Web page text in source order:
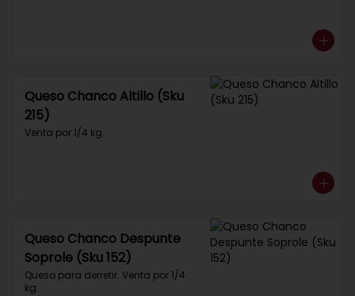
Queso Chanco Altillo (Sku
215)
Venta por 1/4 kg.
Queso Chanco Despunte
Soprole (Sku 152)
Queso para derretir. Venta por 1/4
kg.